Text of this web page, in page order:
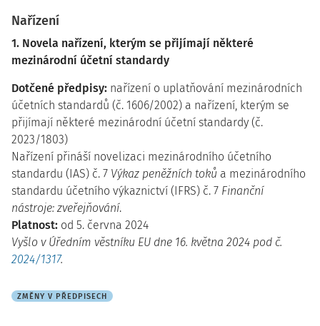
Nařízení
1. Novela nařízení, kterým se přijímají některé
mezinárodní účetní standardy
Dotčené předpisy: nařízení o uplatňování mezinárodních
účetních standardů (č. 1606/2002) a nařízení, kterým se
přijímají některé mezinárodní účetní standardy (č.
2023/1803)
Nařízení přináší novelizaci mezinárodního účetního
standardu (IAS) č. 7 Výkaz peněžních toků a mezinárodního
standardu účetního výkaznictví (IFRS) č. 7 Finanční
nástroje: zveřejňování.
Platnost: od 5. června 2024
Vyšlo v Úředním věstníku EU dne 16. května 2024 pod č.
2024/1317.
ZMĚNY V PŘEDPISECH